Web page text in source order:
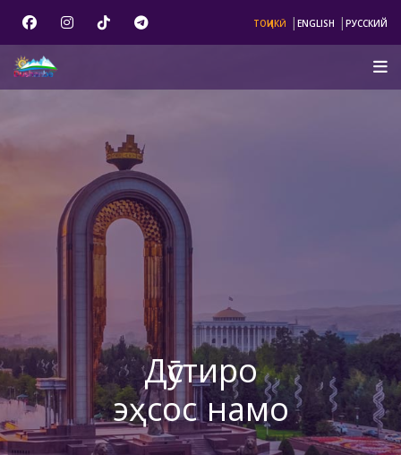
ТОҶИКӢ | ENGLISH | РУССКИЙ
Дӯстиро
эҳсос намо